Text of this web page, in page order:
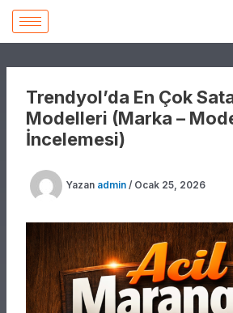
İçeriğe
atla
Trendyol’da En Çok
Modelleri (Marka –
İncelemesi)
Yazan admin / Ocak 25, 2026